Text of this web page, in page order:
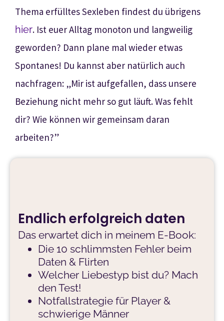
Thema erfülltes Sexleben findest du übrigens
hier. Ist euer Alltag monoton und langweilig
geworden? Dann plane mal wieder etwas
Spontanes! Du kannst aber natürlich auch
nachfragen: „Mir ist aufgefallen, dass unsere
Beziehung nicht mehr so gut läuft. Was fehlt
dir? Wie können wir gemeinsam daran
arbeiten?”
Endlich erfolgreich daten
Das erwartet dich in meinem E-Book:
Die 10 schlimmsten Fehler beim
Daten & Flirten
Welcher Liebestyp bist du? Mach
den Test!
Notfallstrategie für Player &
schwierige Männer